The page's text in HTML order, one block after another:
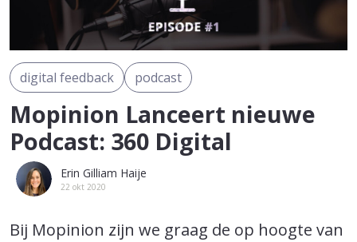
digital feedback podcast
Mopinion Lanceert nieuwe
Podcast: 360 Digital
Erin Gilliam Haije
22 okt 2020
Bij Mopinion zijn we graag de op hoogte van